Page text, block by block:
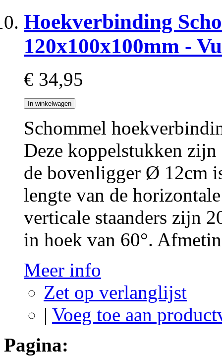
Hoekverbinding
120x100x100mm -
€ 34,95
In winkelwagen
Schommel
Deze koppelstukken
de bovenligger Ø 12cm
lengte van de
verticale staanders zijn
in hoek van 60°.
Meer info
Zet op verlanglijst
| Voeg toe aan
Pagina: